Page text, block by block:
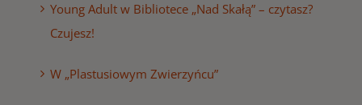
Young Adult w Bibliotece „Nad Skałą” – czytasz?
Czujesz!
W „Plastusiowym Zwierzyńcu”